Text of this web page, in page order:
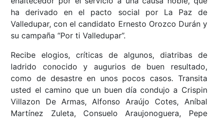
ha derivado en el pacto social por La Paz de
Valledupar, con el candidato Ernesto Orozco Durán y
su campaña “Por ti Valledupar”.
Recibe elogios, críticas de algunos, diatribas de
ladrido conocido y augurios de buen resultado,
como de desastre en unos pocos casos. Transita
usted el camino que un buen día condujo a Crispin
Villazon De Armas, Alfonso Araújo Cotes, Aníbal
Martínez Zuleta, Consuelo Araujonoguera, Pepe